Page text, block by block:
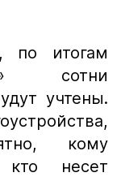
по итогам
сотни
учтены.
кому
несет